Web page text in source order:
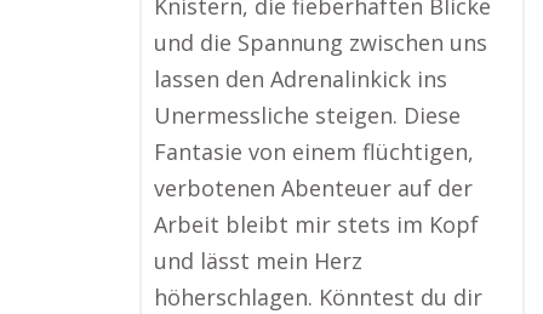
Knistern, die fieberhaften Blicke
und die Spannung zwischen uns
lassen den Adrenalinkick ins
Unermessliche steigen. Diese
Fantasie von einem flüchtigen,
verbotenen Abenteuer auf der
Arbeit bleibt mir stets im Kopf
und lässt mein Herz
höherschlagen. Könntest du dir